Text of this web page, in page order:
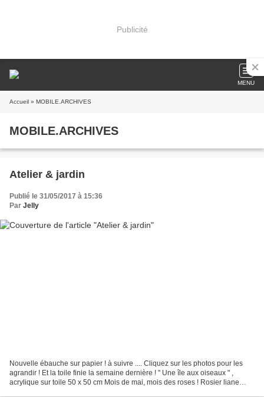
Publicité
MENU
Accueil » MOBILE.ARCHIVES
MOBILE.ARCHIVES
Atelier & jardin
Publié le 31/05/2017 à 15:36
Par Jelly
Nouvelle ébauche sur papier ! à suivre .... Cliquez sur les photos pour les
agrandir ! Et la toile finie la semaine dernière ! " Une île aux oiseaux " ,
acrylique sur toile 50 x 50 cm Mois de mai, mois des roses ! Rosier liane